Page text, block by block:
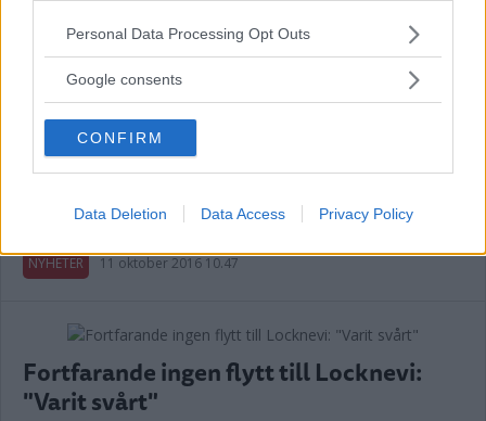
Please note that this website/app uses one or more Google
not limited to your visit or usage behaviour. You may click to
use your data for below specified purposes in below Google
consent section.
Personal Data Processing Opt Outs
Google consents
CONFIRM
Data Deletion Data Access Privacy Policy
POLITIK 15 december 2016 18.00
Flytten klar – de ensamkommande har
lämnat Vimarhaga
NYHETER 11 oktober 2016 10.47
Fortfarande ingen flytt till Locknevi:
"Varit svårt"